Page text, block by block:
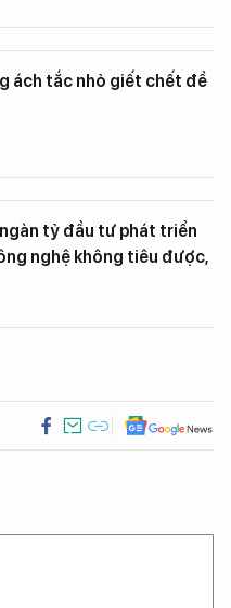
ách tắc nhỏ giết chết đề
tỷ đầu tư phát triển
nghệ không tiêu được,